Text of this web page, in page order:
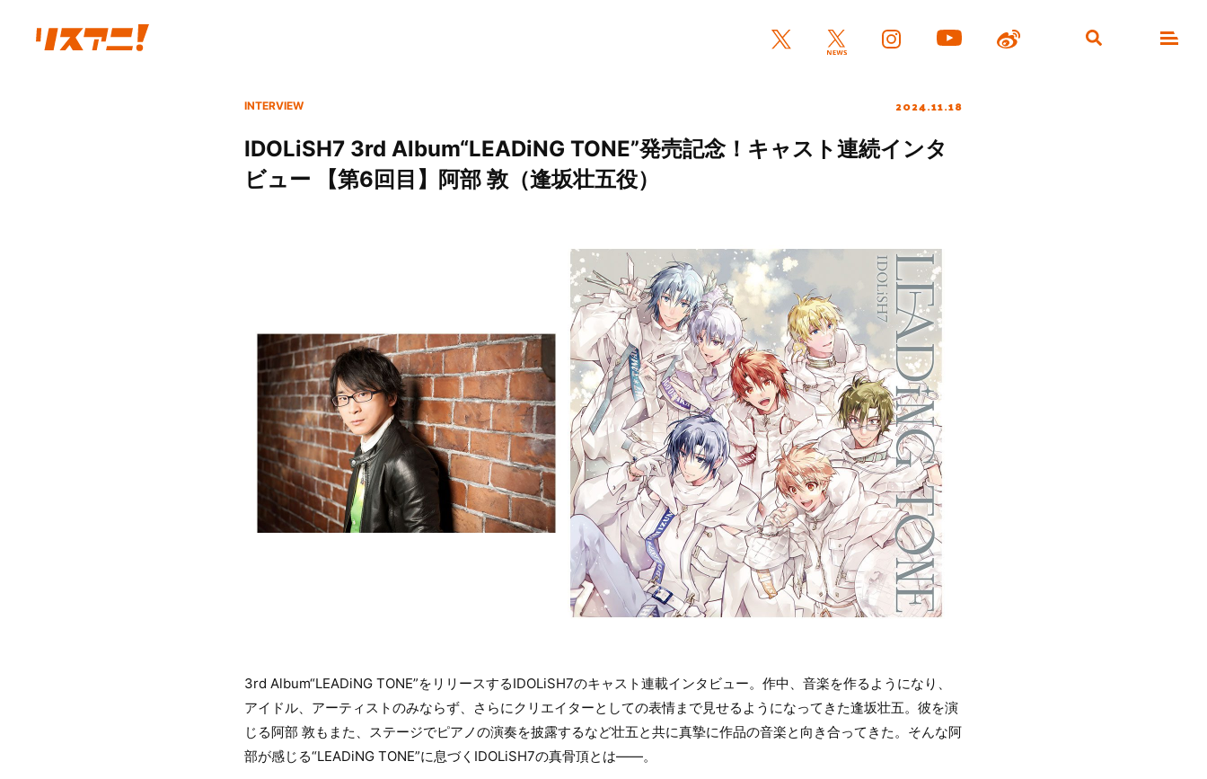
INTERVIEW 2024.11.18
IDOLiSH7 3rd Album“LEADiNG TONE”発売記念！キャスト連続インタ
ビュー 【第6回目】阿部 敦（逢坂壮五役）
3rd Album“LEADiNG TONE”をリリースするIDOLiSH7のキャスト連載インタビュー。作中、音楽を作るようになり、
アイドル、アーティストのみならず、さらにクリエイターとしての表情まで見せるようになってきた逢坂壮五。彼を演
じる阿部 敦もまた、ステージでピアノの演奏を披露するなど壮五と共に真摯に作品の音楽と向き合ってきた。そんな阿
部が感じる“LEADiNG TONE”に息づくIDOLiSH7の真骨頂とは――。